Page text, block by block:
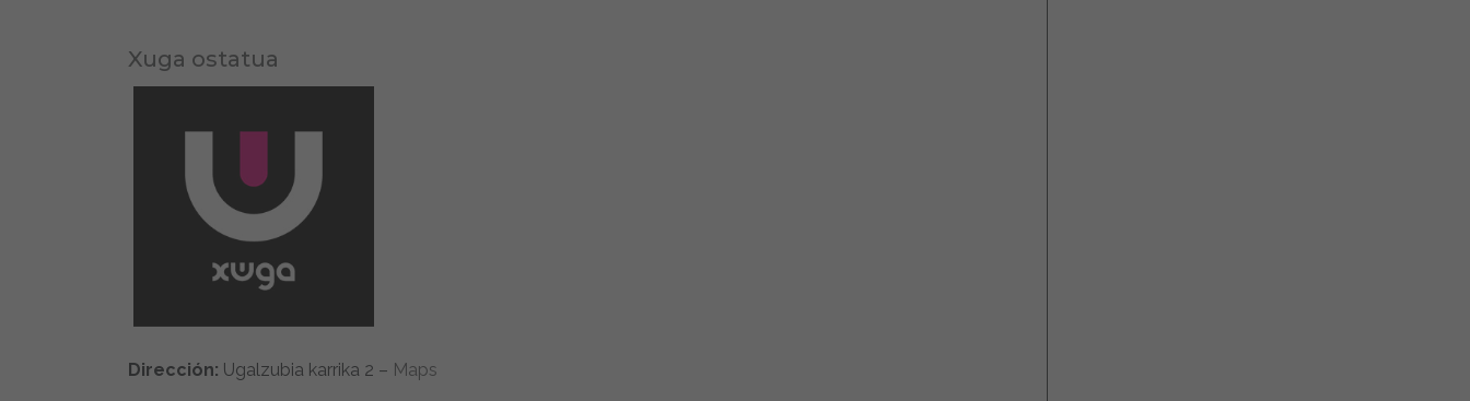
Xuga ostatua
Dirección: Ugalzubia karrika 2 – Maps